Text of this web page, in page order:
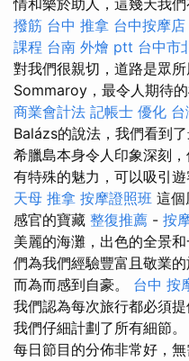
情和樂於助人，這幾天我
撥筋 台中 推拿 台中按摩店
課程 台南 外燴 ptt 台中市
對我們很親切，道路是眾
Sommaroy，最令人期待
商業會計法 記帳士 優化 台
Balázs的說法，我們看到
希臘島本身令人印象深刻
有特殊的魅力，可以吸引遊
天母 推拿 按摩證照班 這個
感官的寶藏 整復推薦 - 按
美麗的海灘，出色的全景
們為我們經驗豐富且敬業
而為而感到自豪。 台中 按
我們認為每次旅行都必須
我們仔細計劃了所有細節。
每日節目的分佈非常好，